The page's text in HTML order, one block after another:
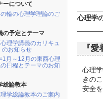
心理学
『
心理
きの
安全
ーについて
輪の心理学理論のご
の予定とテーマ
心理学講義のカリキュ
のお知らせ
1月～12月の東西心理
日程とテーマのお知
総論教本
学総論教本のご案内